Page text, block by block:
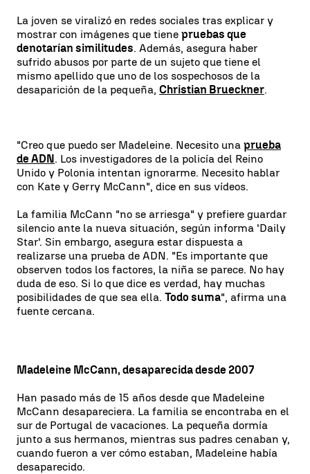
La joven se viralizó en redes sociales tras explicar y
mostrar con imágenes que tiene pruebas que
denotarían similitudes. Además, asegura haber
sufrido abusos por parte de un sujeto que tiene el
mismo apellido que uno de los sospechosos de la
desaparición de la pequeña, Christian Brueckner.
"Creo que puedo ser Madeleine. Necesito una prueba
de ADN. Los investigadores de la policía del Reino
Unido y Polonia intentan ignorarme. Necesito hablar
con Kate y Gerry McCann", dice en sus vídeos.
La familia McCann "no se arriesga" y prefiere guardar
silencio ante la nueva situación, según informa 'Daily
Star'. Sin embargo, asegura estar dispuesta a
realizarse una prueba de ADN. "Es importante que
observen todos los factores, la niña se parece. No hay
duda de eso. Si lo que dice es verdad, hay muchas
posibilidades de que sea ella. Todo suma", afirma una
fuente cercana.
Madeleine McCann, desaparecida desde 2007
Han pasado más de 15 años desde que Madeleine
McCann desapareciera. La familia se encontraba en el
sur de Portugal de vacaciones. La pequeña dormía
junto a sus hermanos, mientras sus padres cenaban y,
cuando fueron a ver cómo estaban, Madeleine había
desaparecido.